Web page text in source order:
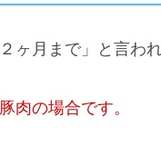
ヶ月まで」と言わ
肉の場合です。